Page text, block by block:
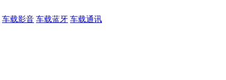
车载影音 车载蓝牙 车载通讯